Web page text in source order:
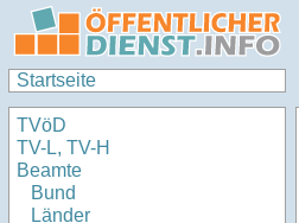
Startseite
TVöD
TV-L, TV-H
Beamte
Bund
Länder